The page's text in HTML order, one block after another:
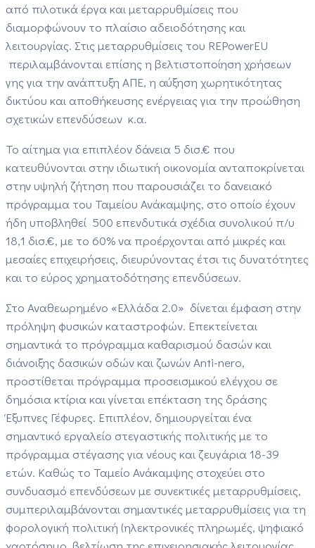
από πιλοτικά έργα και μεταρρυθμίσεις που
διαμορφώνουν το πλαίσιο αδειοδότησης και
λειτουργίας. Στις μεταρρυθμίσεις του REPowerEU
περιλαμβάνονται επίσης η βελτιστοποίηση χρήσεων
γης για την ανάπτυξη ΑΠΕ, η αύξηση χωρητικότητας
δικτύου και αποθήκευσης ενέργειας για την προώθηση
σχετικών επενδύσεων κ.α.
Το αίτημα για επιπλέον δάνεια 5 δισ.€ που
κατευθύνονται στην ιδιωτική οικονομία ανταποκρίνεται
στην υψηλή ζήτηση που παρουσιάζει το δανειακό
πρόγραμμα του Ταμείου Ανάκαμψης, στο οποίο έχουν
ήδη υποβληθεί 500 επενδυτικά σχέδια συνολικού π/υ
18,1 δισ.€, με το 60% να προέρχονται από μικρές και
μεσαίες επιχειρήσεις, διευρύνοντας έτσι τις δυνατότητες
και το εύρος χρηματοδότησης επενδύσεων.
Στο Αναθεωρημένο «Ελλάδα 2.0» δίνεται έμφαση στην
πρόληψη φυσικών καταστροφών. Επεκτείνεται
σημαντικά το πρόγραμμα καθαρισμού δασών και
διάνοιξης δασικών οδών και ζωνών Anti-nero,
προστίθεται πρόγραμμα προσεισμικού ελέγχου σε
δημόσια κτίρια και γίνεται επέκταση της δράσης
Έξυπνες Γέφυρες. Επιπλέον, δημιουργείται ένα
σημαντικό εργαλείο στεγαστικής πολιτικής με το
πρόγραμμα στέγασης για νέους και ζευγάρια 18-39
ετών. Καθώς το Ταμείο Ανάκαμψης στοχεύει στο
συνδυασμό επενδύσεων με συνεκτικές μεταρρυθμίσεις,
συμπεριλαμβάνονται σημαντικές μεταρρυθμίσεις για τη
φορολογική πολιτική (ηλεκτρονικές πληρωμές, ψηφιακό